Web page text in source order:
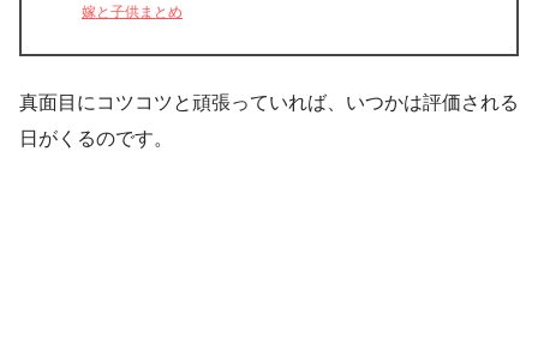
嫁と子供まとめ
真面目にコツコツと頑張っていれば、いつかは評価される
日がくるのです。